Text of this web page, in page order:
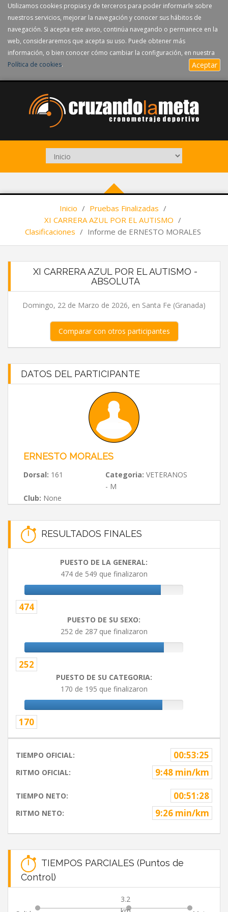
Utilizamos cookies propias y de terceros para poder informarle sobre
nuestros servicios, mejorar la navegación y conocer sus hábitos de
navegación. Si acepta este aviso, continúa navegando o permanece en la
web, consideraremos que acepta su uso. Puede obtener más
información, o bien conocer cómo cambiar la configuración, en nuestra
Política de cookies. Aceptar
Inicio / Pruebas Finalizadas /
XI CARRERA AZUL POR EL AUTISMO /
Clasificaciones / Informe de ERNESTO MORALES
XI CARRERA AZUL POR EL AUTISMO -
ABSOLUTA
Domingo, 22 de Marzo de 2026, en Santa Fe (Granada)
Comparar con otros participantes
DATOS DEL PARTICIPANTE
ERNESTO MORALES
Dorsal: 161 Categoria: VETERANOS
- M
Club: None
RESULTADOS FINALES
PUESTO DE LA GENERAL:
474 de 549 que finalizaron
474
PUESTO DE SU SEXO:
252 de 287 que finalizaron
252
PUESTO DE SU CATEGORIA:
170 de 195 que finalizaron
170
TIEMPO OFICIAL: 00:53:25
RITMO OFICIAL: 9:48 min/km
TIEMPO NETO: 00:51:28
RITMO NETO: 9:26 min/km
TIEMPOS PARCIALES (Puntos de
Control)
3.2